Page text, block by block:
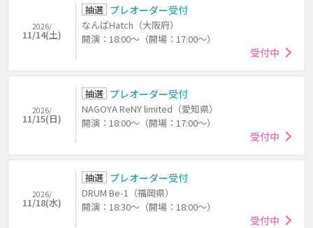
2026/
11/14(土)
抽選 プレオーダー受付
なんばHatch（大阪府）
開演：18:00～（開場：17:00～）
受付中
2026/
11/15(日)
抽選 プレオーダー受付
NAGOYA ReNY limited（愛知県）
開演：18:00～（開場：17:00～）
受付中
2026/
11/18(水)
抽選 プレオーダー受付
DRUM Be-1（福岡県）
開演：18:30～（開場：18:00～）
受付中